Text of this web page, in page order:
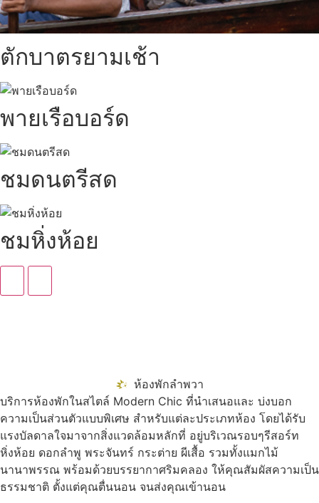
ตักบาตรยามเช้า
พายเรือบอร์ด
ชมดนตรีสด
ชมหิ่งห้อย
ห้องพักลำพวา
บริการห้องพักในสไตล์ Modern Chic ที่นำเสนอและ บ่งบอก
ความเป็นส่วนตัวแบบพิเศษ สำหรับแต่ละประเภทห้อง โดยได้รับ
แรงบัลดาลใจมาจากสิ่งแวดล้อมหลักที่ อยู่บริเวณรอบๆรีสอร์ท
หิ่งห้อย ดอกลำพู พระจันทร์ กระต่าย ผีเสื้อ รวมทั้งแมกไม้
นานาพรรณ พร้อมด้วยบรรยากาศริมคลอง ให้คุณสัมผัสความเป็น
ธรรมชาติ ตั้งแต่คุณตื่นนอน จนส่งคุณเข้านอน